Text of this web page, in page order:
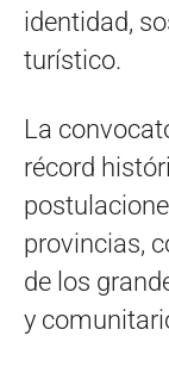
identidad,
turístico.
La
récord
provincias,
de los
y